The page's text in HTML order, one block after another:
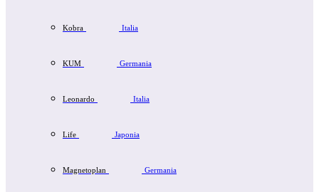
Kobra Italia
KUM Germania
Leonardo Italia
Life Japonia
Magnetoplan Germania